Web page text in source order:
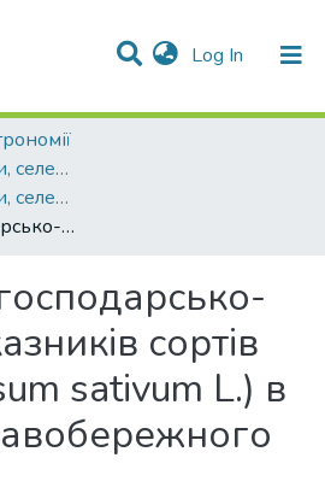
Log In (current)
Кафедра генетики, селекції рослин та біотехнології імені І.П.Чучмія
Кафедра генетики, селекції рослин та біотехнології імені І.П.Чучмія
Вивчення господарсько-цінних показників сортів гороху (Pisum sativum L.) в умовах Правобережного Лісостепу.
сортів
sativum L.) в